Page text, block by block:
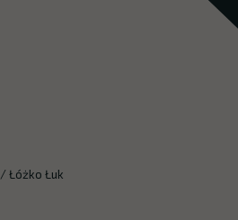
/Łóżko Łuk